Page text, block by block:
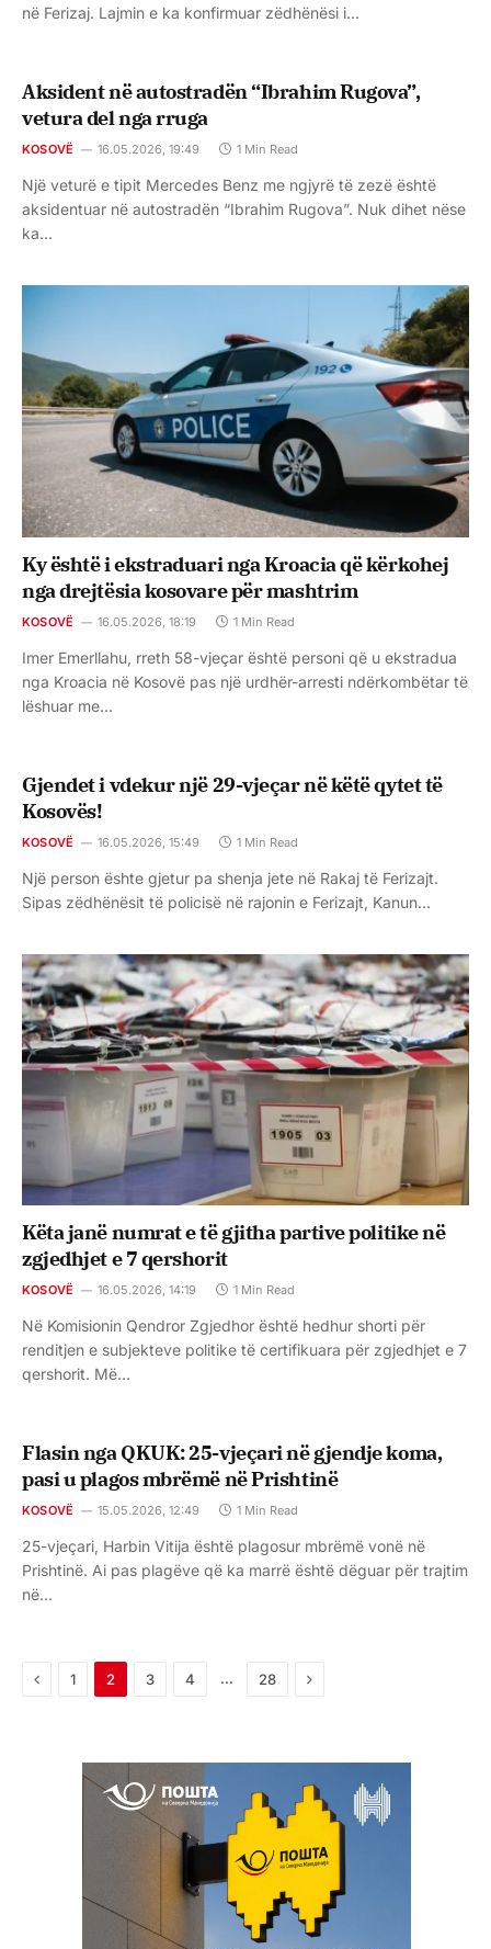
në Ferizaj. Lajmin e ka konfirmuar zëdhënësi i…
Aksident në autostradën “Ibrahim Rugova”,
vetura del nga rruga
KOSOVË 16.05.2026, 19:49 1 Min Read
Një veturë e tipit Mercedes Benz me ngjyrë të zezë është
aksidentuar në autostradën “Ibrahim Rugova”. Nuk dihet nëse
ka…
Ky është i ekstraduari nga Kroacia që kërkohej
nga drejtësia kosovare për mashtrim
KOSOVË 16.05.2026, 18:19 1 Min Read
Imer Emerllahu, rreth 58-vjeçar është personi që u ekstradua
nga Kroacia në Kosovë pas një urdhër-arresti ndërkombëtar të
lëshuar me…
Gjendet i vdekur një 29-vjeçar në këtë qytet të
Kosovës!
KOSOVË 16.05.2026, 15:49 1 Min Read
Një person ështe gjetur pa shenja jete në Rakaj të Ferizajt.
Sipas zëdhënësit të policisë në rajonin e Ferizajt, Kanun…
Këta janë numrat e të gjitha partive politike në
zgjedhjet e 7 qershorit
KOSOVË 16.05.2026, 14:19 1 Min Read
Në Komisionin Qendror Zgjedhor është hedhur shorti për
renditjen e subjekteve politike të certifikuara për zgjedhjet e 7
qershorit. Më…
Flasin nga QKUK: 25-vjeçari në gjendje koma,
pasi u plagos mbrëmë në Prishtinë
KOSOVË 15.05.2026, 12:49 1 Min Read
25-vjeçari, Harbin Vitija është plagosur mbrëmë vonë në
Prishtinë. Ai pas plagëve që ka marrë është dëguar për trajtim
në…
Previous
1 2 3 4 … 28 Next